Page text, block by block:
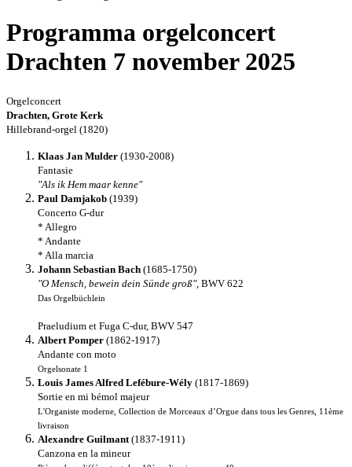
Programma orgelconcert
Drachten 7 november 2025
Orgelconcert
Drachten, Grote Kerk
Hillebrand-orgel (1820)
Klaas Jan Mulder (1930-2008)
Fantasie
"Als ik Hem maar kenne"
Paul Damjakob (1939)
Concerto G-dur
* Allegro
* Andante
* Alla marcia
Johann Sebastian Bach (1685-1750)
"O Mensch, bewein dein Sünde groß", BWV 622
Das Orgelbüchlein
Praeludium et Fuga C-dur, BWV 547
Albert Pomper (1862-1917)
Andante con moto
Orgelsonate 1
Louis James Alfred Lefébure-Wély (1817-1869)
Sortie en mi bémol majeur
L'Organiste moderne, Collection de Morceaux d’Orgue dans tous les Genres, 11ème
livraison
Alexandre Guilmant (1837-1911)
Canzona en la mineur